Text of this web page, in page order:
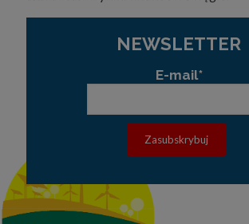
NEWSLETTER
E-mail*